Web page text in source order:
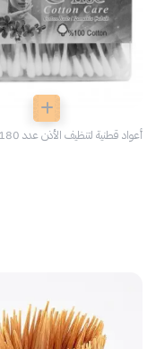
أعواد قطنية لتنظيف الأذن عدد 180